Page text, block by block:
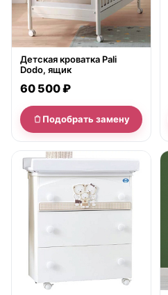
Детская кроватка Pali
Dodo, ящик
60 500 ₽
Подобрать замену
нет в продаже